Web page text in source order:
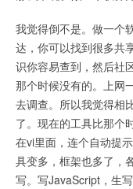
我觉得倒不是。做一个
达，你可以找到很多
识你容易查到，然后社
那个时候没有的。上网
去调查。所以我觉得相
了。现在的工具比那个
在vi里面，连个自动提
具变多，框架也多了，
写。写JavaScript，生